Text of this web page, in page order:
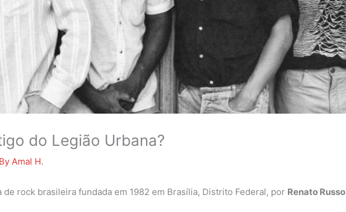
do Legião Urbana?
Amal H.
de rock brasileira fundada em 1982 em Brasília, Distrito Federal, por Renato Russo